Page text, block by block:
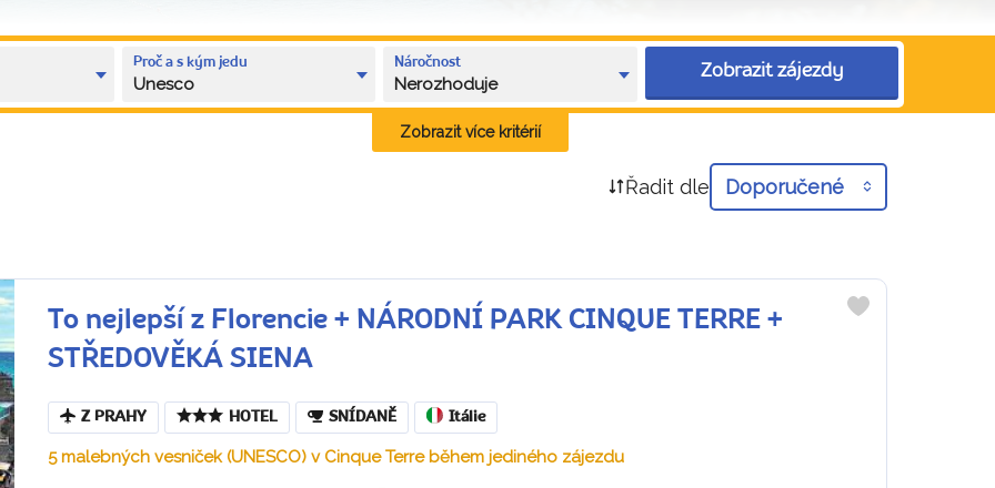
Proč a s kým jedu
Unesco
Náročnost
Nerozhoduje
Zobrazit zájezdy
Zobrazit více kritérií
Řadit dle Doporučené
To nejlepší z Florencie + NÁRODNÍ PARK CINQUE TERRE +
STŘEDOVĚKÁ SIENA
Z PRAHY HOTEL SNÍDANĚ Itálie
5 malebných vesniček (UNESCO) v Cinque Terre během jediného zájezdu